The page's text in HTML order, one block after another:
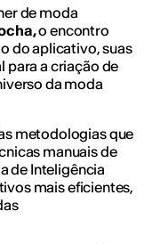
de moda
o encontro
do aplicativo, suas
para a criação de
da moda
metodologias que
manuais de
de Inteligência
mais eficientes,